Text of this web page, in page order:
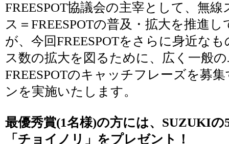
FREESPOT協議会の主宰として、無
ス＝FREESPOTの普及・拡大を推進
が、今回FREESPOTをさらに身近な
ス数の拡大を図るために、広く一般
FREESPOTのキャッチフレーズを募
ンを実施いたします。
最優秀賞(1名様)の方には、SUZUKIの
「チョイノリ」をプレゼント！